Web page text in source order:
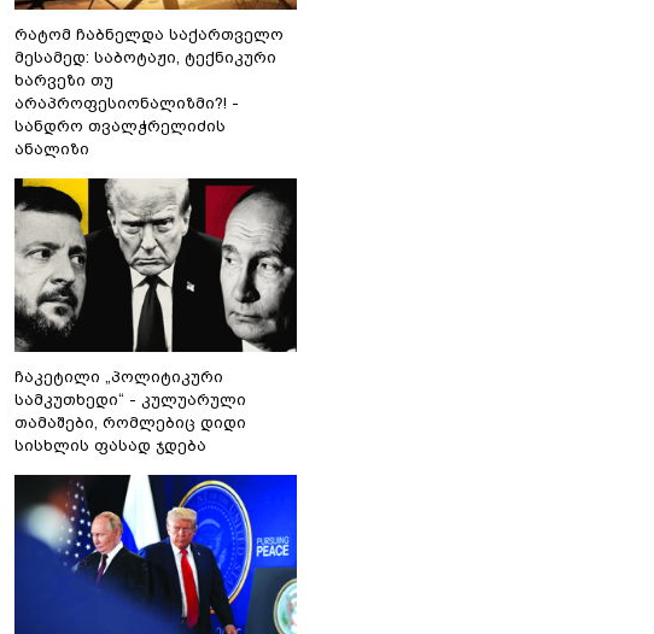
რატომ ჩაბნელდა საქართველო
მესამედ: საბოტაჟი, ტექნიკური
ხარვეზი თუ
არაპროფესიონალიზმი?! -
სანდრო თვალჭრელიძის
ანალიზი
ჩაკეტილი „პოლიტიკური
სამკუთხედი“ - კულუარული
თამაშები, რომლებიც დიდი
სისხლის ფასად ჯდება